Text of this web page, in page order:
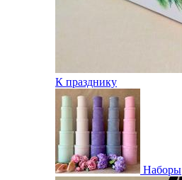
К празднику
Наборы